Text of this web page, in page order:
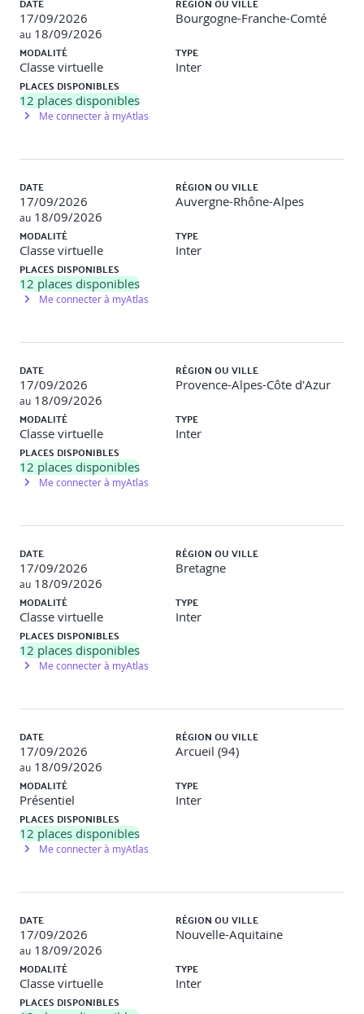
o Comment s’y préparer côté métier
o Comment anticiper l’arrivée de tel projet côté DSI
Module 8 :Les grandes étapes à respecter
o L’étude du cadre contractuel
o L’impact sur le SI existant
o L’impact sur l’organisation
Evaluation QCM
17/09/2026
au 18/09/2026
Bourgogne-Franche-Comté
MODALITÉ
Classe virtuelle
TYPE
Inter
PLACES DISPONIBLES
12 places disponibles
Me connecter à myAtlas
DATE
17/09/2026
au 18/09/2026
RÉGION OU VILLE
Auvergne-Rhône-Alpes
MODALITÉ
Classe virtuelle
TYPE
Inter
PLACES DISPONIBLES
12 places disponibles
Me connecter à myAtlas
DATE
17/09/2026
au 18/09/2026
RÉGION OU VILLE
Provence-Alpes-Côte d'Azur
MODALITÉ
Classe virtuelle
TYPE
Inter
PLACES DISPONIBLES
12 places disponibles
Me connecter à myAtlas
DATE
17/09/2026
au 18/09/2026
RÉGION OU VILLE
Bretagne
MODALITÉ
Classe virtuelle
TYPE
Inter
PLACES DISPONIBLES
12 places disponibles
Me connecter à myAtlas
DATE
17/09/2026
au 18/09/2026
RÉGION OU VILLE
Arcueil (94)
MODALITÉ
Présentiel
TYPE
Inter
PLACES DISPONIBLES
12 places disponibles
Me connecter à myAtlas
DATE
17/09/2026
au 18/09/2026
RÉGION OU VILLE
Nouvelle-Aquitaine
MODALITÉ
Classe virtuelle
TYPE
Inter
PLACES DISPONIBLES